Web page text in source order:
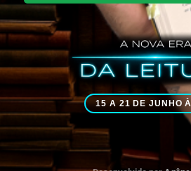
15 A 21 DE JUNHO